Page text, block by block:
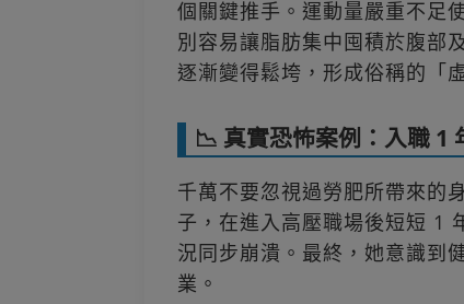
個關鍵推手。運動量嚴重不足
別容易讓脂肪集中囤積於腹部
逐漸變得鬆垮，形成俗稱的「
📉 真實恐怖案例：入職 1
千萬不要忽視過勞肥所帶來的
子，在進入高壓職場後短短 1
況同步崩潰。最終，她意識到
業。